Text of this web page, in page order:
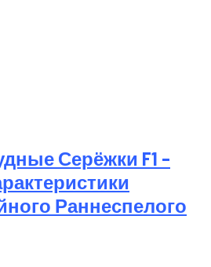
Серёжки F1 –
Раннеспелого